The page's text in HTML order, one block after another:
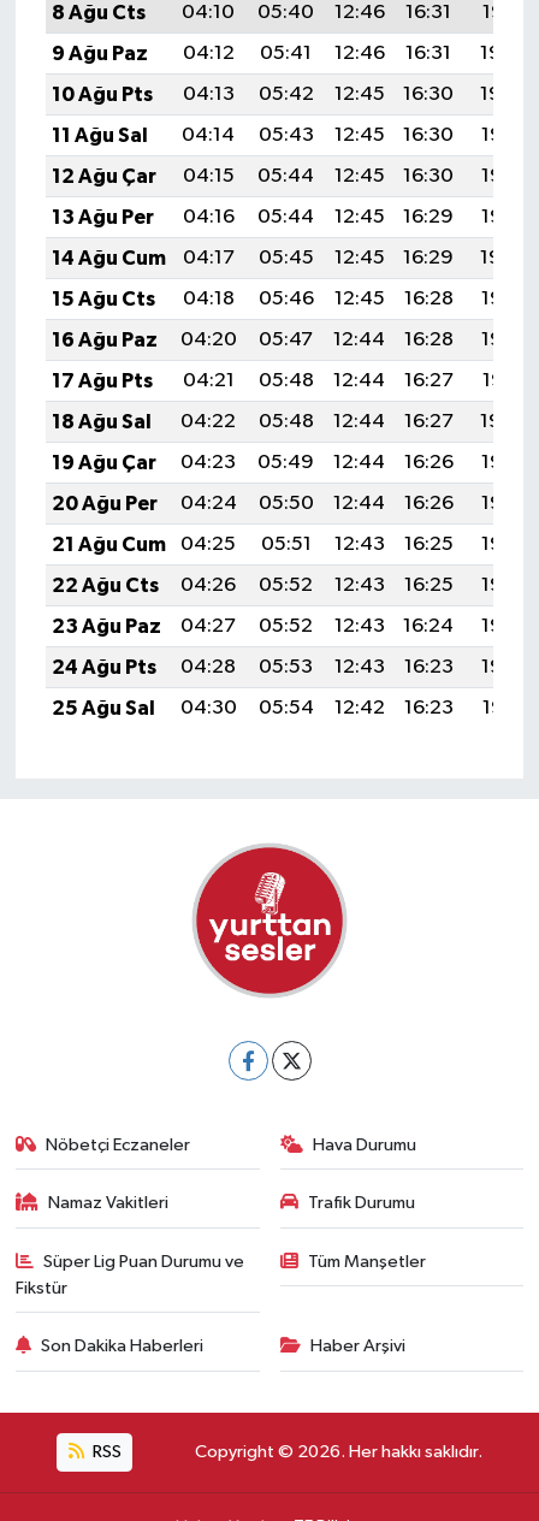
8 Ağu Cts
04:10 05:40 12:46 16:31
19:41
9 Ağu Paz
04:12 05:41 12:46 16:31
19:40
10 Ağu Pts
04:13 05:42 12:45 16:30
19:39
11 Ağu Sal
04:14 05:43 12:45 16:30
19:38
12 Ağu Çar
04:15 05:44 12:45 16:30
19:37
13 Ağu Per
04:16 05:44 12:45 16:29
19:36
14 Ağu Cum
04:17 05:45 12:45 16:29
19:34
15 Ağu Cts
04:18 05:46 12:45 16:28
19:33
16 Ağu Paz
04:20 05:47 12:44 16:28
19:32
17 Ağu Pts
04:21 05:48 12:44 16:27
19:31
18 Ağu Sal
04:22 05:48 12:44 16:27
19:30
19 Ağu Çar
04:23 05:49 12:44 16:26
19:28
20 Ağu Per
04:24 05:50 12:44 16:26
19:27
21 Ağu Cum
04:25 05:51 12:43 16:25
19:26
22 Ağu Cts
04:26 05:52 12:43 16:25
19:25
23 Ağu Paz
04:27 05:52 12:43 16:24
19:23
24 Ağu Pts
04:28 05:53 12:43 16:23
19:22
25 Ağu Sal
04:30 05:54 12:42 16:23 19:21
Nöbetçi Eczaneler Hava Durumu
Namaz Vakitleri Trafik Durumu
Süper Lig Puan Durumu ve
Fikstür
Tüm Manşetler
Son Dakika Haberleri Haber Arşivi
RSS Copyright © 2026. Her hakkı saklıdır.